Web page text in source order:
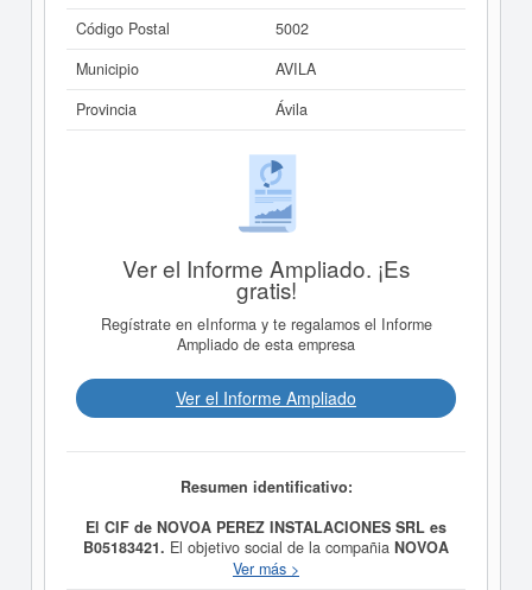
Código Postal
5002
Municipio
AVILA
Provincia
Ávila
Ver el Informe Ampliado. ¡Es
gratis!
Regístrate en eInforma y te regalamos el Informe
Ampliado de esta empresa
Ver el Informe Ampliado
Resumen identificativo:
El CIF de NOVOA PEREZ INSTALACIONES SRL es
B05183421. El objetivo social de la compañia NOVOA
PEREZ INSTALACIONES SRLes REALIZACION DE
Ver más >